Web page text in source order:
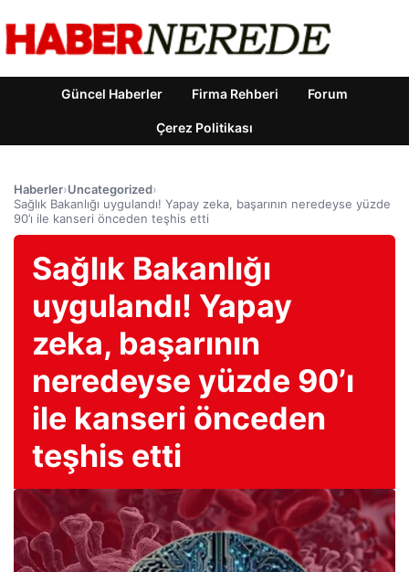
Güncel Haberler Firma Rehberi Forum
Çerez Politikası
Haberler›Uncategorized›
Sağlık Bakanlığı uygulandı! Yapay zeka, başarının neredeyse yüzde
90’ı ile kanseri önceden teşhis etti
Sağlık Bakanlığı
uygulandı! Yapay
zeka, başarının
neredeyse yüzde 90’ı
ile kanseri önceden
teşhis etti